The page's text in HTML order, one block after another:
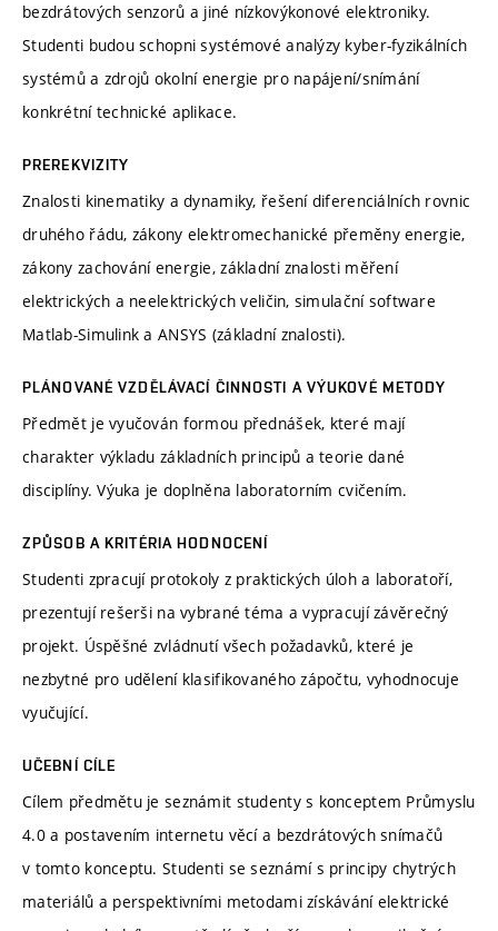
bezdrátových senzorů a jiné nízkovýkonové elektroniky.
Studenti budou schopni systémové analýzy kyber-fyzikálních
systémů a zdrojů okolní energie pro napájení/snímání
konkrétní technické aplikace.
PREREKVIZITY
Znalosti kinematiky a dynamiky, řešení diferenciálních rovnic
druhého řádu, zákony elektromechanické přeměny energie,
zákony zachování energie, základní znalosti měření
elektrických a neelektrických veličin, simulační software
Matlab-Simulink a ANSYS (základní znalosti).
PLÁNOVANÉ VZDĚLÁVACÍ ČINNOSTI A VÝUKOVÉ METODY
Předmět je vyučován formou přednášek, které mají
charakter výkladu základních principů a teorie dané
disciplíny. Výuka je doplněna laboratorním cvičením.
ZPŮSOB A KRITÉRIA HODNOCENÍ
Studenti zpracují protokoly z praktických úloh a laboratoří,
prezentují rešerši na vybrané téma a vypracují závěrečný
projekt. Úspěšné zvládnutí všech požadavků, které je
nezbytné pro udělení klasifikovaného zápočtu, vyhodnocuje
vyučující.
UČEBNÍ CÍLE
Cílem předmětu je seznámit studenty s konceptem Průmyslu
4.0 a postavením internetu věcí a bezdrátových snímačů
v tomto konceptu. Studenti se seznámí s principy chytrých
materiálů a perspektivními metodami získávání elektrické